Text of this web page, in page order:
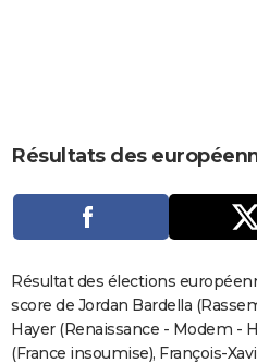
CARTE DE VOEUX
Carte de Noël
Carte Bonne année
Carte Saint-Valentin
Carte Pâques
Carte d'anniversaire
DICTIONNAIRE
Dictionnaire
Biographies
Citations
Expressions
Proverbes
PROGRAMME TV
COPAINS D'AVANT
S'inscrire
Se connecter
Lycées
Collèges
Primaires
Universités
Entreprises
Service militaire
Avis de recherche
AVIS DE DÉCÈS
Résultats des
Résultat des élections
score de Jordan Bardella
Hayer (Renaissance - Modem -
(France insoumise), François-